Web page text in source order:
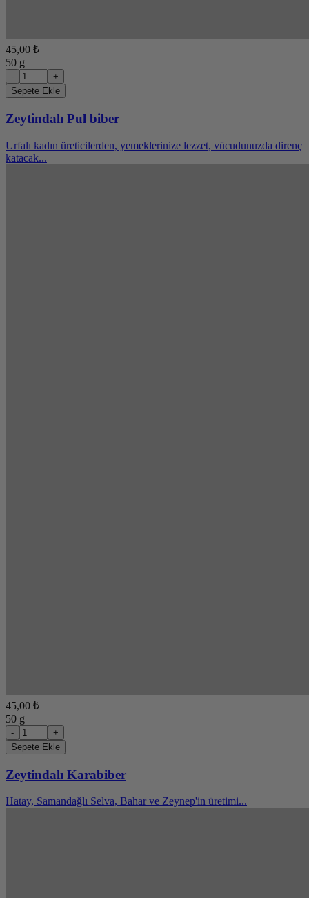
45,00 ₺
50 g
-
+
Sepete Ekle
Zeytindalı Pul biber
Urfalı kadın üreticilerden, yemeklerinize lezzet, vücudunuzda direnç
katacak...
45,00 ₺
50 g
-
+
Sepete Ekle
Zeytindalı Karabiber
Hatay, Samandağlı Selva, Bahar ve Zeynep'in üretimi...